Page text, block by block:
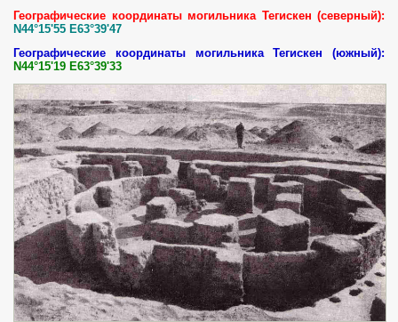
Географические координаты могильника Тегискен (северный):
N44°15'55 E63°39'47
Географические координаты могильника Тегискен (южный):
N44°15'19 E63°39'33